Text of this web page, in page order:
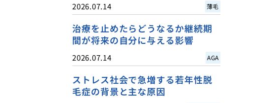
2026.07.14 薄毛
治療を止めたらどうなるか継続期
間が将来の自分に与える影響
2026.07.14 AGA
ストレス社会で急増する若年性脱
毛症の背景と主な原因